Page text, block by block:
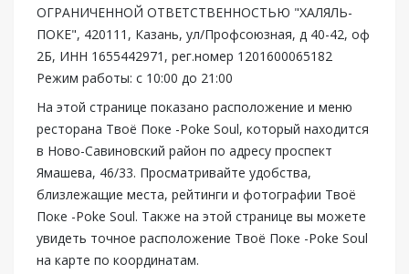
ОГРАНИЧЕННОЙ ОТВЕТСТВЕННОСТЬЮ "ХАЛЯЛЬ-
ПОКЕ", 420111, Казань, ул/Профсоюзная, д 40-42, оф
2Б, ИНН 1655442971, рег.номер 1201600065182
Режим работы: с 10:00 до 21:00
На этой странице показано расположение и меню
ресторана Твоё Поке -Poke Soul, который находится
в Ново-Савиновский район по адресу проспект
Ямашева, 46/33. Просматривайте удобства,
близлежащие места, рейтинги и фотографии Твоё
Поке -Poke Soul. Также на этой странице вы можете
увидеть точное расположение Твоё Поке -Poke Soul
на карте по координатам.